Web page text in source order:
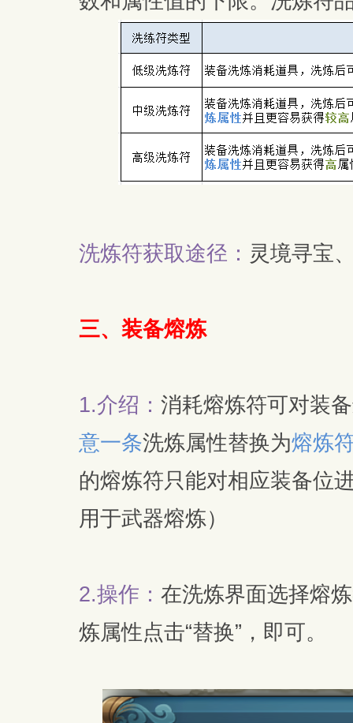
洗炼符获取途径： 灵境寻宝
三、装备熔炼
1.介绍： 消耗熔炼符可对装
意一条洗炼属性替换为熔炼
的熔炼符只能对相应装备位
用于武器熔炼）
2.操作： 在洗炼界面选择熔
炼属性点击“替换”，即可。